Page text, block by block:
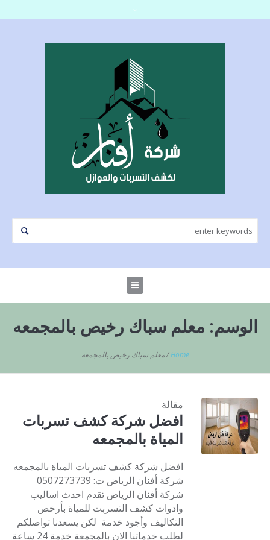
الوسم: معلم سباك رخيص بالمجمعه
Home
/معلم سباك رخيص بالمجمعه
مقالة
افضل شركة كشف تسربات
المياة بالمجمعه
افضل شركة كشف تسربات المياة بالمجمعه
شركة أفنان الرياض ت: 0507273739
شركة أفنان الرياض تقدم احدث اساليب
وادوات كشف التسربت للمياة بأرخص
التكاليف وأجود خدمة لكن يسعدنا تواصلكم
لطلب خدماتنا الان بالمجمعة خدمة 24 ساعة